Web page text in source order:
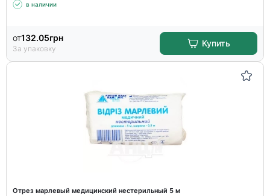
в наличии
от132.05грн
За упаковку
Купить
Отрез марлевый медицинский нестерильный 5 м